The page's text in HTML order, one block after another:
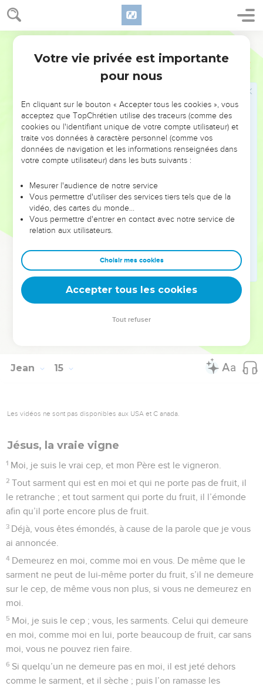
Jean 14
25 Je vous ai parlé de cela pendant que je demeure auprès
de vous.
Mais le Consolateur, le Saint-Esprit que le Père enverra en
mon nom, c’est lui qui vous enseignera toutes choses et
vous rappellera tout ce que moi je vous ai dit.
vous donne pas comme le monde donne. Que votre cœur ne
se trouble pas et ne s’alarme pas.
Vous avez entendu que je vous ai dit : Je m’en vais et je
reviendrai vers vous. Si vous m’aimiez, vous vous réjouiriez
de ce que je vais vers le Père, car le Père est plus grand que
Je vous ai dit ces choses maintenant, avant qu’elles
n’arrivent, afin que, lorsqu’elles arriveront, vous croyiez.
Je ne parlerai plus guère avec vous, car le prince du
Mais c’est afin que le monde sache que j’aime le Père et
que j’agis comme le Père me l’a commandé. Levez-vous,
partons d’ici.
© Société biblique française – Bibli’O, 1978, avec autorisation. Pour vous procurer
Jean 15
Les vidéos ne sont pas disponibles aux USA et C anada.
Jésus, la vraie vigne
1 Moi, je suis le vrai cep, et mon Père est le vigneron.
2 Tout sarment qui est en moi et qui ne porte pas de fruit, il
le retranche ; et tout sarment qui porte du fruit, il l’émonde
afin qu’il porte encore plus de fruit.
3 Déjà, vous êtes émondés, à cause de la parole que je vous
ai annoncée.
4 Demeurez en moi, comme moi en vous. De même que le
sarment ne peut de lui-même porter du fruit, s’il ne demeure
sur le cep, de même vous non plus, si vous ne demeurez en
moi.
5 Moi, je suis le cep ; vous, les sarments. Celui qui demeure
en moi, comme moi en lui, porte beaucoup de fruit, car sans
moi, vous ne pouvez rien faire.
6 Si quelqu’un ne demeure pas en moi, il est jeté dehors
comme le sarment, et il sèche ; puis l’on ramasse les
Votre vie privée est importante
pour nous
En cliquant sur le bouton « Accepter tous les cookies », vous
acceptez que TopChrétien utilise des traceurs (comme des
cookies ou l'identifiant unique de votre compte utilisateur) et
traite vos données à caractère personnel (comme vos
données de navigation et les informations renseignées dans
votre compte utilisateur) dans les buts suivants :
Mesurer l'audience de notre service
Vous permettre d'utiliser des services tiers tels que de la
vidéo, des cartes du monde…
Vous permettre d'entrer en contact avec notre service de
relation aux utilisateurs.
Choisir mes cookies
Accepter tous les cookies
Tout refuser